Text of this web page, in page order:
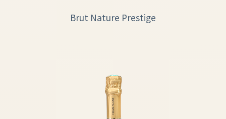
Brut Nature Prestige